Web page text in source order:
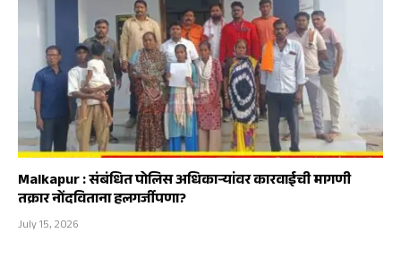
Malkapur : संबंधित पोलिस अधिकाऱ्यांवर कारवाईची मागणी
तक्रार नोंदविताना हलगर्जीपणा?
July 15, 2026